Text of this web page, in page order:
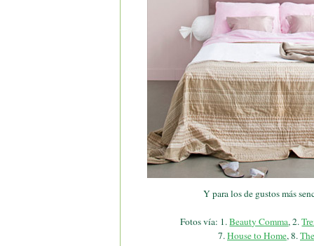
Y para los de gustos más
Fotos vía: 1.Beauty Comma, 2.
7.House to Home, 8.